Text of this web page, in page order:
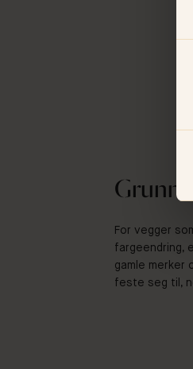
For vegger
fargeendring,
gamle merker
feste seg til,